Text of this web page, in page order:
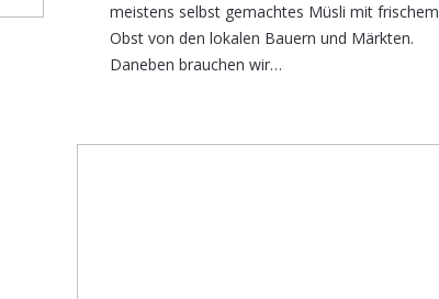
meistens selbst gemachtes Müsli mit frischem
Obst von den lokalen Bauern und Märkten.
Daneben brauchen wir…